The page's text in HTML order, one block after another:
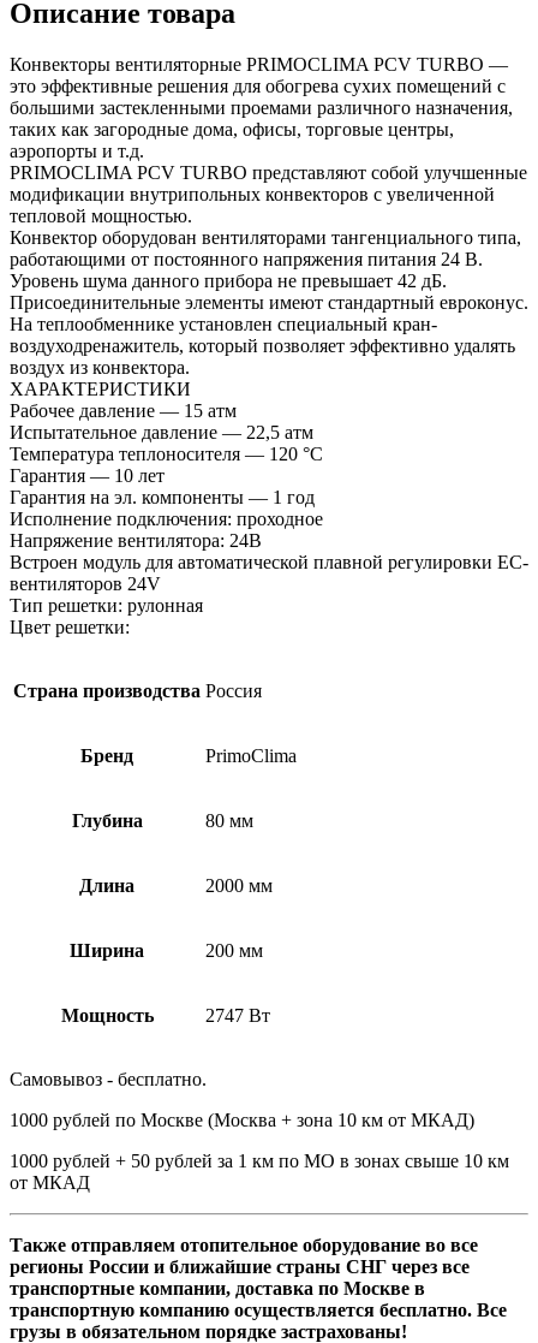
Описание товара
Конвекторы вентиляторные PRIMOCLIMA PCV TURBO —
это эффективные решения для обогрева сухих помещений с
большими застекленными проемами различного назначения,
таких как загородные дома, офисы, торговые центры,
аэропорты и т.д.
PRIMOCLIMA PCV TURBO представляют собой улучшенные
модификации внутрипольных конвекторов с увеличенной
тепловой мощностью.
Конвектор оборудован вентиляторами тангенциального типа,
работающими от постоянного напряжения питания 24 В.
Уровень шума данного прибора не превышает 42 дБ.
Присоединительные элементы имеют стандартный евроконус.
На теплообменнике установлен специальный кран-
воздуходренажитель, который позволяет эффективно удалять
воздух из конвектора.
ХАРАКТЕРИСТИКИ
Рабочее давление — 15 атм
Испытательное давление — 22,5 атм
Температура теплоносителя — 120 °С
Гарантия — 10 лет
Гарантия на эл. компоненты — 1 год
Исполнение подключения: проходное
Напряжение вентилятора: 24В
Встроен модуль для автоматической плавной регулировки EC-
вентиляторов 24V
Тип решетки: рулонная
Цвет решетки:
Страна производства Россия
Бренд PrimoClima
Глубина 80 мм
Длина 2000 мм
Ширина 200 мм
Мощность 2747 Вт
Самовывоз - бесплатно.
1000 рублей по Москве (Москва + зона 10 км от МКАД)
1000 рублей + 50 рублей за 1 км по МО в зонах свыше 10 км
от МКАД
Также отправляем отопительное оборудование во все
регионы России и ближайшие страны СНГ через все
транспортные компании, доставка по Москве в
транспортную компанию осуществляется бесплатно. Все
грузы в обязательном порядке застрахованы!